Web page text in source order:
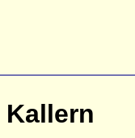
Kallern